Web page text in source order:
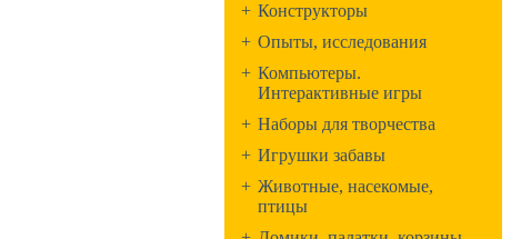
+ Конструкторы
+ Опыты, исследования
+ Компьютеры.
Интерактивные игры
+ Наборы для творчества
+ Игрушки забавы
+ Животные, насекомые,
птицы